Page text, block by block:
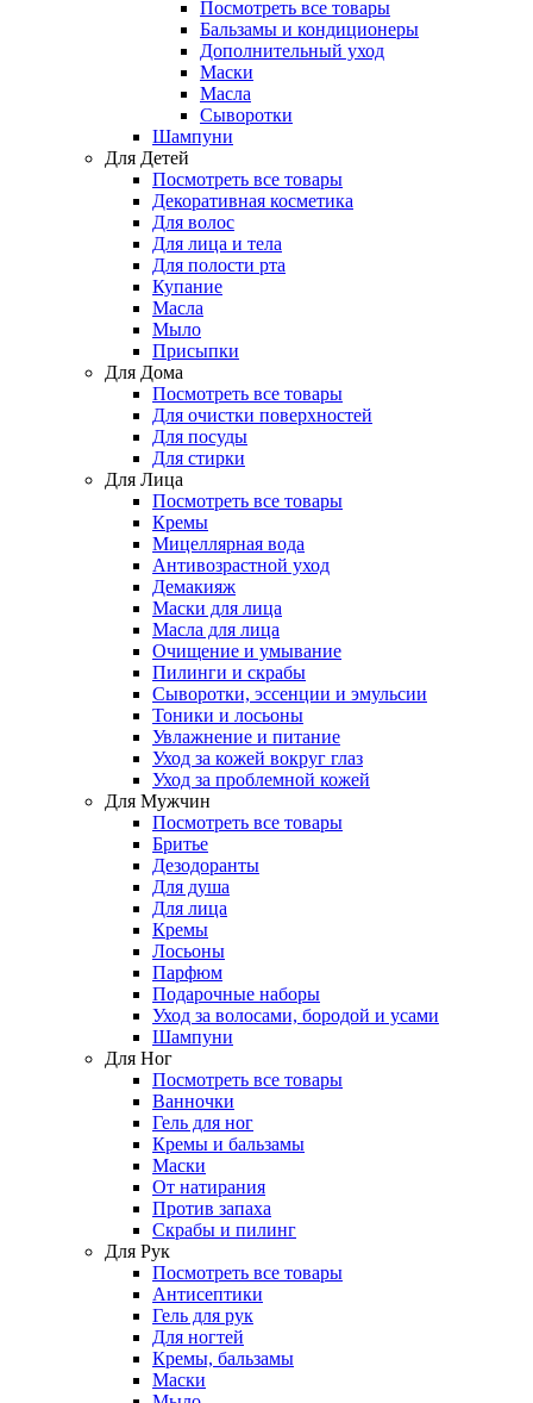
Посмотреть все товары
Бальзамы и кондиционеры
Дополнительный уход
Маски
Масла
Сыворотки
Шампуни
Для Детей
Посмотреть все товары
Декоративная косметика
Для волос
Для лица и тела
Для полости рта
Купание
Масла
Мыло
Присыпки
Для Дома
Посмотреть все товары
Для очистки поверхностей
Для посуды
Для стирки
Для Лица
Посмотреть все товары
Кремы
Мицеллярная вода
Антивозрастной уход
Демакияж
Маски для лица
Масла для лица
Очищение и умывание
Пилинги и скрабы
Сыворотки, эссенции и эмульсии
Тоники и лосьоны
Увлажнение и питание
Уход за кожей вокруг глаз
Уход за проблемной кожей
Для Мужчин
Посмотреть все товары
Бритье
Дезодоранты
Для душа
Для лица
Кремы
Лосьоны
Парфюм
Подарочные наборы
Уход за волосами, бородой и усами
Шампуни
Для Ног
Посмотреть все товары
Ванночки
Гель для ног
Кремы и бальзамы
Маски
От натирания
Против запаха
Скрабы и пилинг
Для Рук
Посмотреть все товары
Антисептики
Гель для рук
Для ногтей
Кремы, бальзамы
Маски